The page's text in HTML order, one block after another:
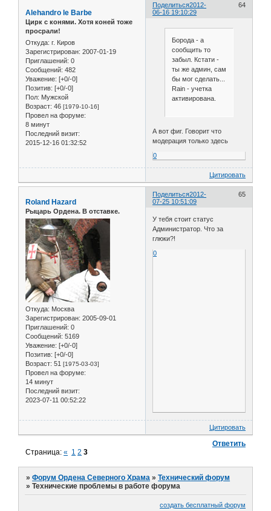
Поделиться 64
2012-
06-16 19:10:29
Alehandro le Barbe
Цирк с конями. Хотя коней тоже
просрали!
Откуда: г. Киров
Зарегистрирован: 2007-01-19
Приглашений: 0
Сообщений: 482
Уважение: [+0/-0]
Позитив: [+0/-0]
Пол: Мужской
Возраст: 46 [1979-10-16]
Провел на форуме:
8 минут
Последний визит:
2015-12-16 01:32:52
Борода - а
сообщить то
забыл. Кстати -
ты же админ, сам
бы мог сделать...
Rain - учетка
активирована.
А вот фиг. Говорит что
модерация только здесь
0
Цитировать
Поделиться 65
2012-
07-25 10:51:09
Roland Hazard
Рыцарь Ордена. В отставке.
Откуда: Москва
Зарегистрирован: 2005-09-01
Приглашений: 0
Сообщений: 5169
Уважение: [+0/-0]
Позитив: [+0/-0]
Возраст: 51 [1975-03-03]
Провел на форуме:
14 минут
Последний визит:
2023-07-11 00:52:22
У тебя стоит статус
Администратор. Что за
глюки?!
0
Цитировать
Ответить
Страница:« 1 2 3
»Форум Ордена Северного Храма »Технический форум
»Технические проблемы в работе форума
создать бесплатный форум